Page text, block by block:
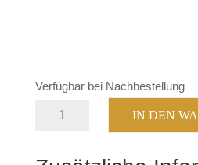
Verfügbar bei Nachbestellung
Comet
IN DEN